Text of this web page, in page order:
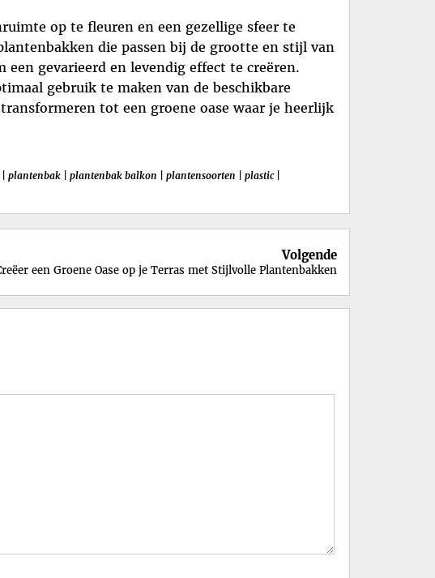
op te fleuren en een gezellige sfeer te
die passen bij de grootte en stijl van
gevarieerd en levendig effect te creëren.
gebruik te maken van de beschikbare
tot een groene oase waar je heerlijk
plantenbak plantenbak balkon plantensoorten plastic|
Volgende
een Groene Oase op je Terras met Stijlvolle Plantenbakken